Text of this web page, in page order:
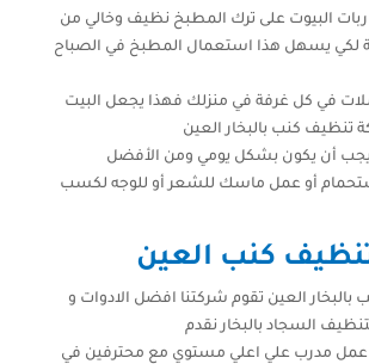
البيوت على ترك المطبخ نظيف وخالي من
لكي يسهل هذا استعمال المطبخ في الصباح
في كل غرفة في منزلك فهذا يجعل البيت
تنظيف كنب بالبخار العين
يجب أن يكون بشكل يومي ومن الأفضل
أو عمل ماسك للشعر أو للوجه لكسب
كنب العين
العين تقوم شركتنا افضل الادوات و
السجاد بالبخار نقدم
مدرب علي اعلي مستوي مع محترفين في